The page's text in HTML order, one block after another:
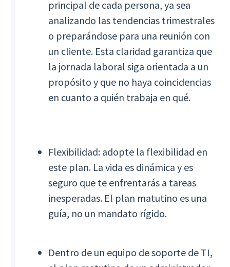
principal de cada persona, ya sea
analizando las tendencias trimestrales
o preparándose para una reunión con
un cliente. Esta claridad garantiza que
la jornada laboral siga orientada a un
propósito y que no haya coincidencias
en cuanto a quién trabaja en qué.
Flexibilidad: adopte la flexibilidad en
este plan. La vida es dinámica y es
seguro que te enfrentarás a tareas
inesperadas. El plan matutino es una
guía, no un mandato rígido.
Dentro de un equipo de soporte de TI,